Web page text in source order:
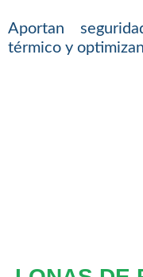
Aportan
térmico y